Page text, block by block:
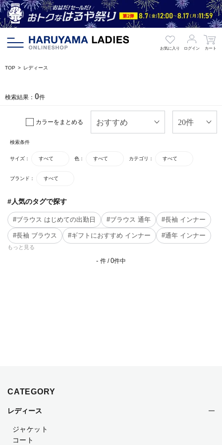
お気に入り ログイン カート
TOP レディース
検索結果： 0件
カラーをまとめる
検索条件
サイズ： すべて 色： すべて カテゴリ： すべて
ブランド： すべて
#人気のタグで探す
#ブラウス はじめての出勤日 #ブラウス 通年 #長袖 インナー
#長袖 ブラウス #ギフトにおすすめ インナー #通年 インナー
もっと見る
- 件 /0件中
CATEGORY
レディース
ジャケット
コート